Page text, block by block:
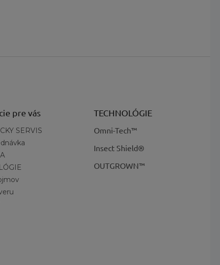
pre vás
SERVIS
TECHNOLÓGIE
Omni-Tech™
Insect Shield®
OUTGROWN™